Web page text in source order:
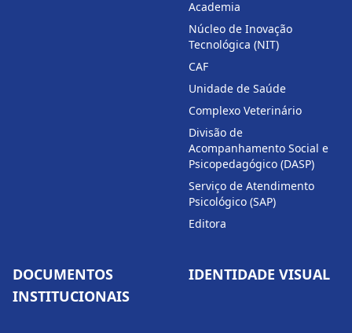
Academia
Núcleo de Inovação
Tecnológica (NIT)
CAF
Unidade de Saúde
Complexo Veterinário
Divisão de
Acompanhamento Social e
Psicopedagógico (DASP)
Serviço de Atendimento
Psicológico (SAP)
Editora
DOCUMENTOS
INSTITUCIONAIS
IDENTIDADE VISUAL